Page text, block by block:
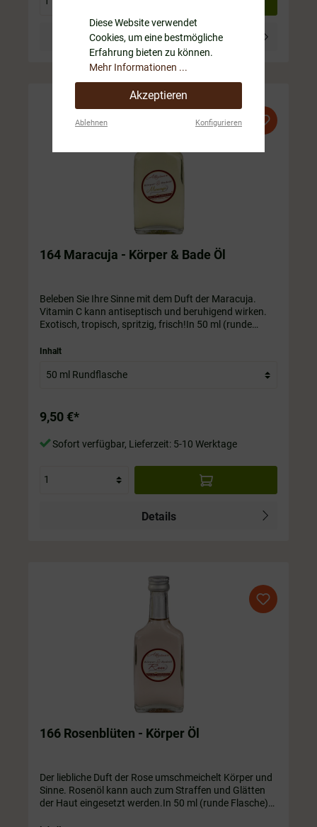
Details
164 Maracuja - Körper & Bade Öl
Beleben Sie Ihre Sinne mit dem Duft der Maracuja.
Vitamin C kann antiseptisch und beruhigend wirken.
Exotisch, tropisch, spritzig, frisch!In 50 ml (runde
Flasche. Die Flasche ist immer im Preis mit drin.
Inhalt
9,50 €*
Sofort verfügbar, Lieferzeit: 5-10 Werktage
Details
166 Rosenblüten - Körper Öl
Der liebliche Duft der Rose umschmeichelt Körper und
Sinne. Rosenöl kann auch zum Straffen und Glätten
der Haut eingesetzt werden.In 50 ml (runde Flasche)/
Diese Website verwendet
Cookies, um eine bestmögliche
Erfahrung bieten zu können.
Mehr Informationen ...
Akzeptieren
Ablehnen Konfigurieren